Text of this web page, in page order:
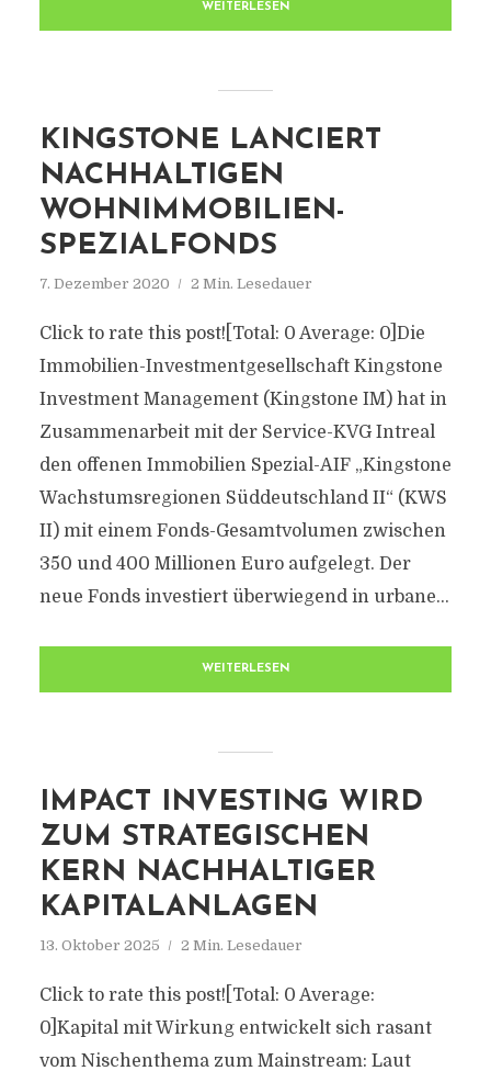
WEITERLESEN
KINGSTONE LANCIERT
NACHHALTIGEN
WOHNIMMOBILIEN-
SPEZIALFONDS
7. Dezember 2020 2 Min. Lesedauer
Click to rate this post![Total: 0 Average: 0]Die
Immobilien-Investmentgesellschaft Kingstone
Investment Management (Kingstone IM) hat in
Zusammenarbeit mit der Service-KVG Intreal
den offenen Immobilien Spezial-AIF „Kingstone
Wachstumsregionen Süddeutschland II“ (KWS
II) mit einem Fonds-Gesamtvolumen zwischen
350 und 400 Millionen Euro aufgelegt. Der
neue Fonds investiert überwiegend in urbane...
WEITERLESEN
IMPACT INVESTING WIRD
ZUM STRATEGISCHEN
KERN NACHHALTIGER
KAPITALANLAGEN
13. Oktober 2025 2 Min. Lesedauer
Click to rate this post![Total: 0 Average:
0]Kapital mit Wirkung entwickelt sich rasant
vom Nischenthema zum Mainstream: Laut